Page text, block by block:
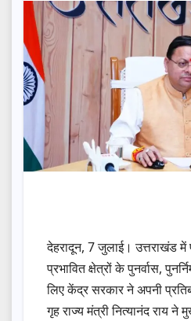
देहरादून, 7 जुलाई। उत्तराखंड
प्रभावित क्षेत्रों के पुनर्वास,
लिए केंद्र सरकार ने अपनी
गृह राज्य मंत्री नित्यानंद राय ने